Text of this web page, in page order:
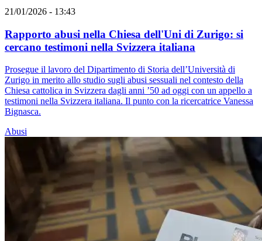
21/01/2026 - 13:43
Rapporto abusi nella Chiesa dell'Uni di Zurigo: si
cercano testimoni nella Svizzera italiana
Prosegue il lavoro del Dipartimento di Storia dell’Università di
Zurigo in merito allo studio sugli abusi sessuali nel contesto della
Chiesa cattolica in Svizzera dagli anni ’50 ad oggi con un appello a
testimoni nella Svizzera italiana. Il punto con la ricercatrice Vanessa
Bignasca.
Abusi